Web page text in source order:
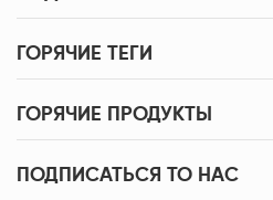
ГОРЯЧИЕ ТЕГИ
ГОРЯЧИЕ ПРОДУКТЫ
ПОДПИСАТЬСЯ TO НАС